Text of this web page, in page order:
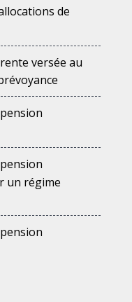
de
versée au
un régime